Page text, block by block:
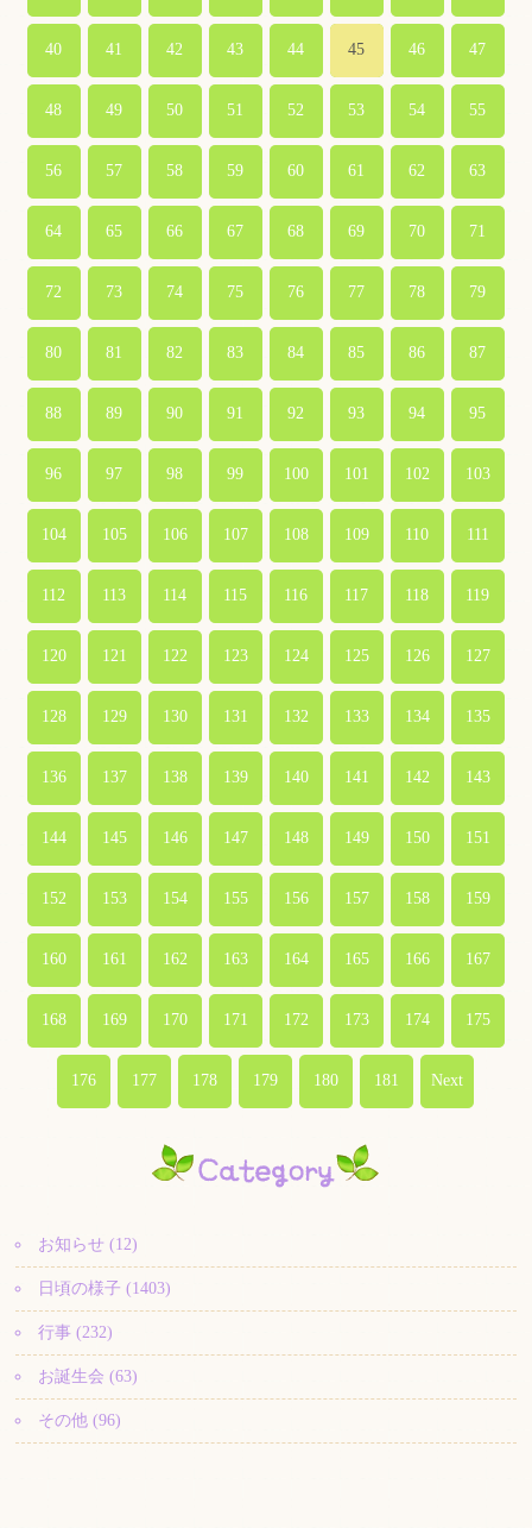
40 41 42 43 44 45 46 47
48 49 50 51 52 53 54 55
56 57 58 59 60 61 62 63
64 65 66 67 68 69 70 71
72 73 74 75 76 77 78 79
80 81 82 83 84 85 86 87
88 89 90 91 92 93 94 95
96 97 98 99 100 101 102 103
104 105 106 107 108 109 110 111
112 113 114 115 116 117 118 119
120 121 122 123 124 125 126 127
128 129 130 131 132 133 134 135
136 137 138 139 140 141 142 143
144 145 146 147 148 149 150 151
152 153 154 155 156 157 158 159
160 161 162 163 164 165 166 167
168 169 170 171 172 173 174 175
176 177 178 179 180 181 Next
お知らせ (12)
日頃の様子 (1403)
行事 (232)
お誕生会 (63)
その他 (96)